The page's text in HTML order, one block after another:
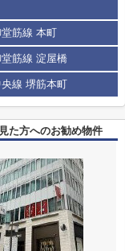
筋線 本町
筋線 淀屋橋
線 堺筋本町
た方へのお勧め物件